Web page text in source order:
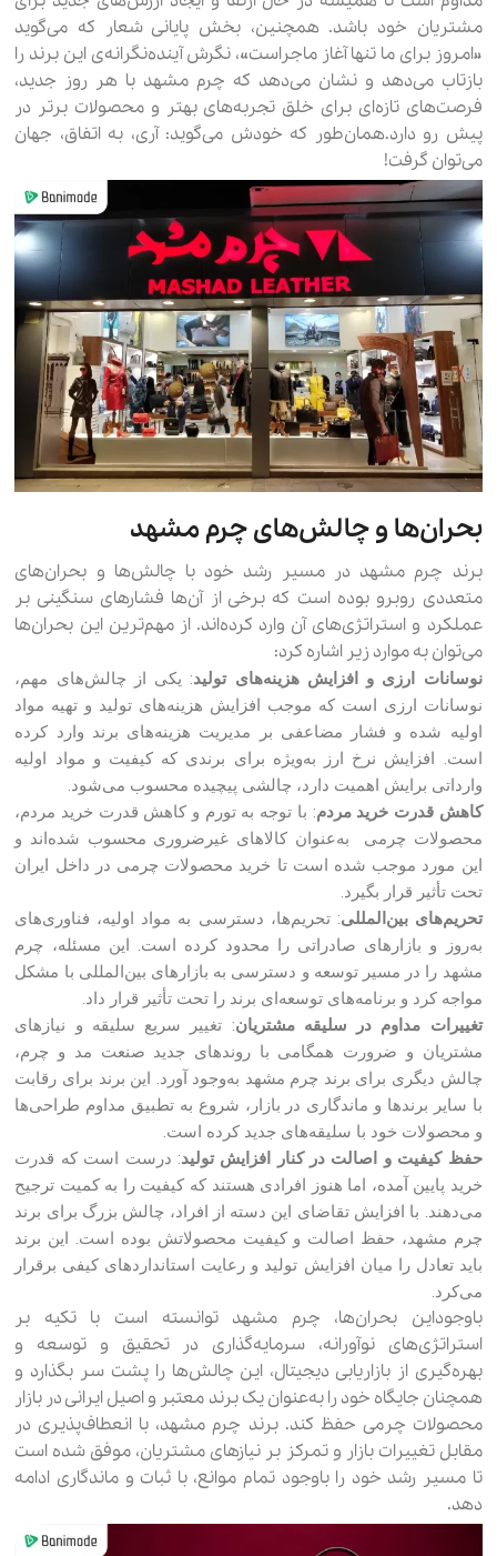
مشتریان خود باشد. همچنین، بخش پایانی شعار که می‌گوید
«امروز برای ما تنها آغاز ماجراست»، نگرش آینده‌نگرانه‌ی این برند را
بازتاب می‌دهد و نشان می‌دهد که چرم مشهد با هر روز جدید،
فرصت‌های تازه‌ای برای خلق تجربه‌های بهتر و محصولات برتر در
پیش رو دارد.همان‌طور که خودش می‌گوید: آری، به اتفاق، جهان
می‌توان گرفت!
بحران‌ها و چالش‌های چرم مشهد
برند چرم مشهد در مسیر رشد خود با چالش‌ها و بحران‌های
متعددی روبرو بوده است که برخی از آن‌ها فشارهای سنگینی بر
عملکرد و استراتژی‌های آن وارد کرده‌اند. از مهم‌ترین این بحران‌ها
می‌توان به موارد زیر اشاره کرد:
نوسانات ارزی و افزایش هزینه‌های تولید: یکی از چالش‌های مهم،
نوسانات ارزی است که موجب افزایش هزینه‌های تولید و تهیه مواد
اولیه شده و فشار مضاعفی بر مدیریت هزینه‌های برند وارد کرده
است. افزایش نرخ ارز به‌ویژه برای برندی که کیفیت و مواد اولیه
وارداتی برایش اهمیت دارد، چالشی پیچیده محسوب می‌شود.
کاهش قدرت خرید مردم: با توجه به تورم و کاهش قدرت خرید مردم،
محصولات چرمی به‌عنوان کالاهای غیرضروری محسوب شده‌اند و
این مورد موجب شده است تا خرید محصولات چرمی در داخل ایران
تحت تأثیر قرار بگیرد.
تحریم‌های بین‌المللی: تحریم‌ها، دسترسی به مواد اولیه، فناوری‌های
به‌روز و بازارهای صادراتی را محدود کرده است. این مسئله، چرم
مشهد را در مسیر توسعه و دسترسی به بازارهای بین‌المللی با مشکل
مواجه کرد و برنامه‌های توسعه‌ای برند را تحت تأثیر قرار داد.
تغییرات مداوم در سلیقه مشتریان: تغییر سریع سلیقه و نیازهای
مشتریان و ضرورت همگامی با روندهای جدید صنعت مد و چرم،
چالش دیگری برای برند چرم مشهد به‌وجود آورد. این برند برای رقابت
با سایر برندها و ماندگاری در بازار، شروع به تطبیق مداوم طراحی‌ها
و محصولات خود با سلیقه‌های جدید کرده است.
حفظ کیفیت و اصالت در کنار افزایش تولید: درست است که قدرت
خرید پایین آمده، اما هنوز افرادی هستند که کیفیت را به کمیت ترجیح
می‌دهند. با افزایش تقاضای این دسته از افراد، چالش بزرگ برای برند
چرم مشهد، حفظ اصالت و کیفیت محصولاتش بوده است. این برند
باید تعادل را میان افزایش تولید و رعایت استانداردهای کیفی برقرار
می‌کرد.
باوجوداین بحران‌ها، چرم مشهد توانسته است با تکیه بر
استراتژی‌های نوآورانه، سرمایه‌گذاری در تحقیق و توسعه و
بهره‌گیری از بازاریابی دیجیتال، این چالش‌ها را پشت سر بگذارد و
همچنان جایگاه خود را به‌عنوان یک برند معتبر و اصیل ایرانی در بازار
محصولات چرمی حفظ کند. برند چرم مشهد، با انعطاف‌پذیری در
مقابل تغییرات بازار و تمرکز بر نیازهای مشتریان، موفق شده است
تا مسیر رشد خود را باوجود تمام موانع، با ثبات و ماندگاری ادامه
دهد.